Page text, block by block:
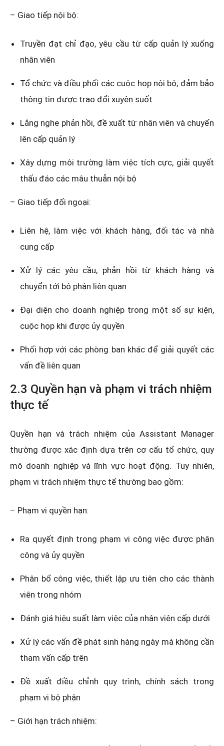
– Giao tiếp nội bộ:
Truyền đạt chỉ đạo, yêu cầu từ cấp quản lý xuống
nhân viên
Tổ chức và điều phối các cuộc họp nội bộ, đảm bảo
thông tin được trao đổi xuyên suốt
Lắng nghe phản hồi, đề xuất từ nhân viên và chuyển
lên cấp quản lý
Xây dựng môi trường làm việc tích cực, giải quyết
thấu đáo các mâu thuẫn nội bộ
– Giao tiếp đối ngoại:
Liên hệ, làm việc với khách hàng, đối tác và nhà
cung cấp
Xử lý các yêu cầu, phản hồi từ khách hàng và
chuyển tới bộ phận liên quan
Đại diện cho doanh nghiệp trong một số sự kiện,
cuộc họp khi được ủy quyền
Phối hợp với các phòng ban khác để giải quyết các
vấn đề liên quan
2.3 Quyền hạn và phạm vi trách nhiệm
thực tế
Quyền hạn và trách nhiệm của Assistant Manager
thường được xác định dựa trên cơ cấu tổ chức, quy
mô doanh nghiệp và lĩnh vực hoạt động. Tuy nhiên,
phạm vi trách nhiệm thực tế thường bao gồm:
– Phạm vi quyền hạn:
Ra quyết định trong phạm vi công việc được phân
công và ủy quyền
Phân bổ công việc, thiết lập ưu tiên cho các thành
viên trong nhóm
Đánh giá hiệu suất làm việc của nhân viên cấp dưới
Xử lý các vấn đề phát sinh hàng ngày mà không cần
tham vấn cấp trên
Đề xuất điều chỉnh quy trình, chính sách trong
phạm vi bộ phận
– Giới hạn trách nhiệm: